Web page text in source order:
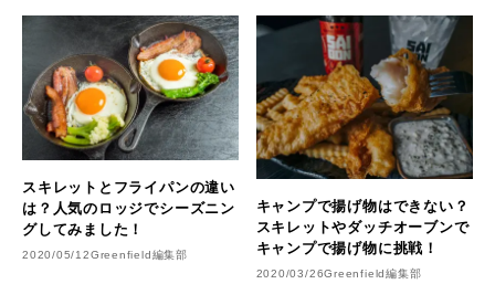
スキレットとフライパンの違い
は？人気のロッジでシーズニン
グしてみました！
2020/05/12Greenfield編集部
キャンプで揚げ物はできない？
スキレットやダッチオーブンで
キャンプで揚げ物に挑戦！
2020/03/26Greenfield編集部